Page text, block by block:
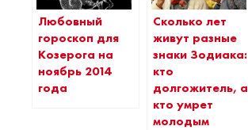
Любовный
гороскоп для
Козерога на
ноябрь 2014
года
Сколько лет
живут разные
знаки Зодиака:
кто
долгожитель, а
кто умрет
молодым